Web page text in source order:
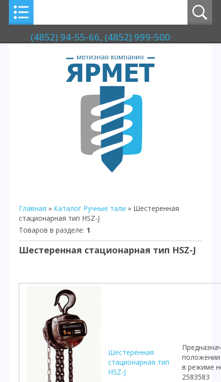
(4852) 94-55-66, (4852) 999-500
Главная » Каталог Ручные тали » Шестеренная
стационарная тип HSZ-J
Товаров в разделе: 1
Шестеренная стационарная тип HSZ-J
Шестеренная
стационарная тип
HSZ-J
положении
в режиме
2583583